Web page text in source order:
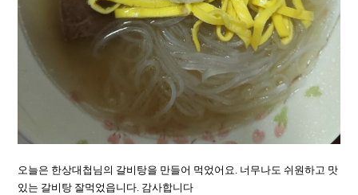
오늘은 한상대첩님의 갈비탕을 만들어 먹었어요. 너무나도 쉬원하고 맛
있는 갈비탕 잘먹었읍니다. 감사합니다